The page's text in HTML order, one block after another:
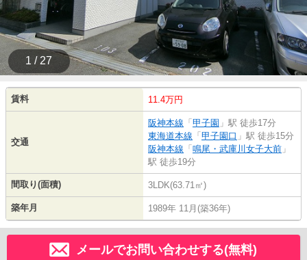
1 / 27
賃料 11.4万円
交通
阪神本線 「 甲子園 」駅 徒歩17分
東海道本線 「 甲子園口 」駅 徒歩15分
阪神本線 「 鳴尾・武庫川女子大前 」
駅 徒歩19分
間取り(面積) 3LDK(63.71㎡)
築年月 1989年 11月(築36年)
メールでお問い合わせする(無料)